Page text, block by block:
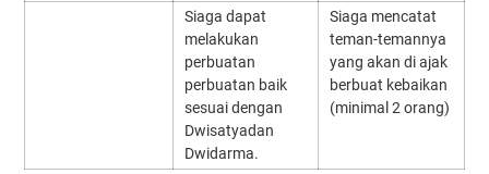
Siaga dapat
melakukan
perbuatan
perbuatan baik
sesuai dengan
Dwisatyadan
Dwidarma.
Siaga mencatat
teman-temannya
yang akan di ajak
berbuat kebaikan
(minimal 2 orang)